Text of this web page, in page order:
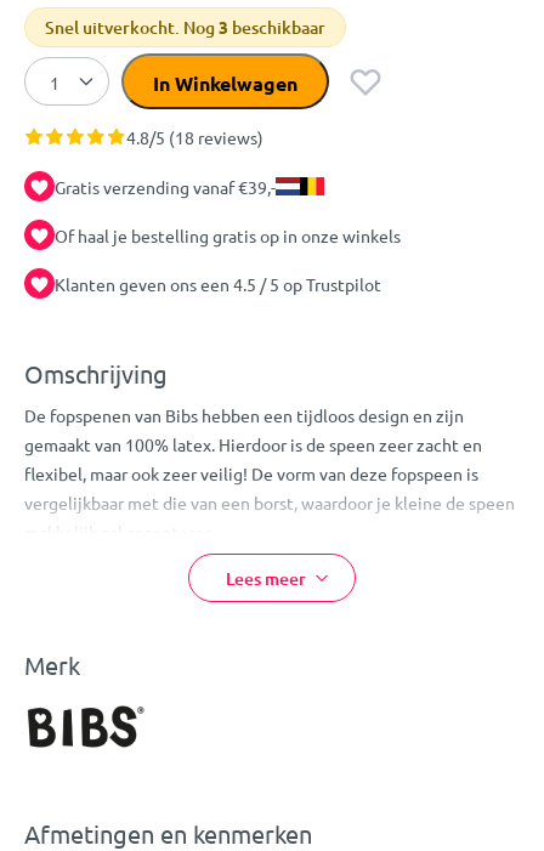
Snel uitverkocht. Nog3 beschikbaar
In Winkelwagen
4.8/5 (18 reviews)
Gratis verzending vanaf €39,-
Of haal je bestelling gratis op in onze winkels
Klanten geven ons een 4.5 / 5 op Trustpilot
Omschrijving
De fopspenen van Bibs hebben een tijdloos design en zijn
gemaakt van 100% latex. Hierdoor is de speen zeer zacht en
flexibel, maar ook zeer veilig! De vorm van deze fopspeen is
vergelijkbaar met die van een borst, waardoor je kleine de speen
Doordat deze speen niet op de huid rondom de mond van je
kleine ligt, zal hij/zij niet gauw last krijgen van huidirritatie.
vervangen.
Eigenschappen:
Bibs Fopspeen
Wordt gemakkelijk geaccepteerd
Lees meer
Merk
Afmetingen en kenmerken